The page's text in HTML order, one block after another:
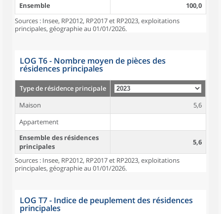
Ensemble
100,0
Sources : Insee, RP2012, RP2017 et RP2023, exploitations
principales, géographie au 01/01/2026.
LOG T6 - Nombre moyen de pièces des
résidences principales
Type de résidence principale
Maison
5,6
Appartement
Ensemble des résidences
principales
5,6
Sources : Insee, RP2012, RP2017 et RP2023, exploitations
principales, géographie au 01/01/2026.
LOG T7 - Indice de peuplement des résidences
principales